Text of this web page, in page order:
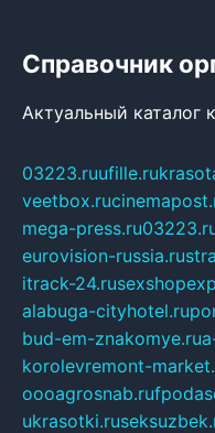
Справочник
Актуальный каталог
03223.ruufille.ru
veetbox.ru
mega-press.ru
eurovision-russia.ru
itrack-24.ru
alabuga-cityhotel.ru
bud-em-znakomye.ru
korolevremont-
oooagrosnab.ru
ukrasotki.ru